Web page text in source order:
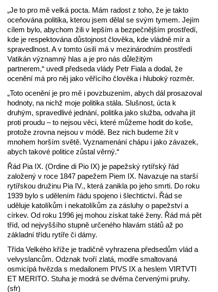
„Je to pro mě velká pocta. Mám radost z toho, že je takto
oceňována politika, kterou jsem dělal se svým tymem. Jejím
cílem bylo, abychom žili v lepším a bezpečnějším prostředí,
kde je respektována důstojnost člověka, kde vládně mír a
spravedlnost. A v tomto úsilí má v mezinárodním prostředí
Vatikán významný hlas a je pro nás důležitým
partnerem,“ uvedl předseda vlády Petr Fiala a dodal, že
ocenění má pro něj jako věřícího člověka i hluboký rozměr.
„Toto ocenění je pro mě i povzbuzením, abych dál prosazoval
hodnoty, na nichž moje politika stála. Slušnost, úcta k
druhým, spravedlivé jednání, politika jako služba, odvaha jít
proti proudu – to nejsou věci, které můžeme hodit do koše,
protože zrovna nejsou v módě. Bez nich budeme žít v
mnohem horším světě. Vyznamenání chápu i jako závazek,
abych takové politice zůstal věrný.“
Řád Pia IX. (Ordine di Pio IX) je papežský rytířský řád
založený v roce 1847 papežem Piem IX. Navazuje na starší
rytířskou družinu Pia IV., která zanikla po jeho smrti. Do roku
1939 bylo s udělením řádu spojeno i šlechtictví. Řád se
uděluje katolíkům i nekatolíkům za zásluhy o papežství a
církev. Od roku 1996 jej mohou získat také ženy. Řád má pět
tříd, od nejvyššího stupně určeného hlavám států až po
základní třídu rytíře či dámy.
Třída Velkého kříže je tradičně vyhrazena předsedům vlád a
velvyslancům. Odznak tvoří zlatá, modře smaltovaná
osmicípá hvězda s medailonem PIVS IX a heslem VIRTVTI
ET MERITO. Stuha je modrá se dvěma červenými pruhy.
(sfr)